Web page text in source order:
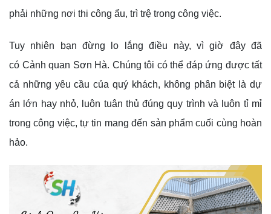
phải những nơi thi công ẩu, trì trệ trong công việc.
Tuy nhiên bạn đừng lo lắng điều này, vì giờ đây đã
có Cảnh quan Sơn Hà. Chúng tôi có thể đáp ứng được tất
cả những yêu cầu của quý khách, không phân biệt là dự
án lớn hay nhỏ, luôn tuân thủ đúng quy trình và luôn tỉ mỉ
trong công việc, tự tin mang đến sản phẩm cuối cùng hoàn
hảo.